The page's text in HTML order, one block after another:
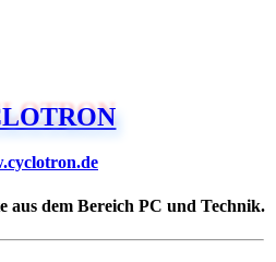
aus dem Bereich PC und Technik.